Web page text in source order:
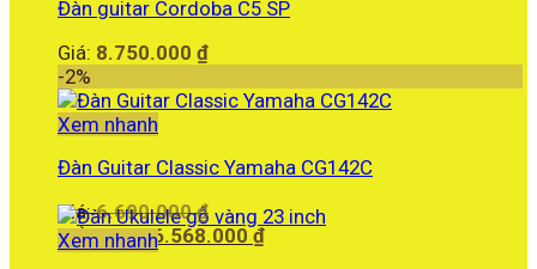
Đàn guitar Cordoba C5 SP
Giá: 8.750.000 ₫
-2%
Xem nhanh
Đàn Guitar Classic Yamaha CG142C
Giá:6.690.000₫ Giá
gốc
Giảm còn:6.568.000 ₫Giá
Xem nhanh